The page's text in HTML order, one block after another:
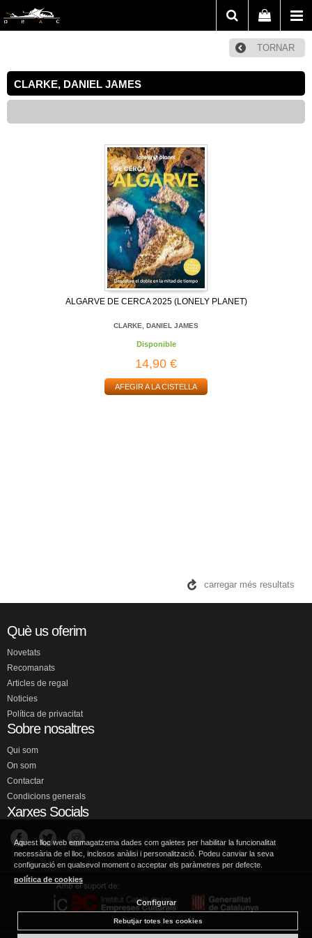
TORNAR
CLARKE, DANIEL JAMES
ALGARVE DE CERCA 2025 (LONELY PLANET)
CLARKE, DANIEL JAMES
Disponible
14,90 €
AFEGIR A LA CISTELLA
carregar més resultats
Què us oferim
Novetats
Recomanats
Articles de regal
Noticies
Política de privacitat
Sobre nosaltres
Qui som
On som
Contactar
Condicions generals
Xarxes Socials
Aquest lloc web emmagatzema dades com galetes per habilitar la funcionalitat
necessària de el lloc, inclosos anàlisi i personalització. Podeu canviar la seva
configuració en qualsevol moment o acceptar els paràmetres per defecte.
política de cookies
Configurar
Rebutjar totes les cookies